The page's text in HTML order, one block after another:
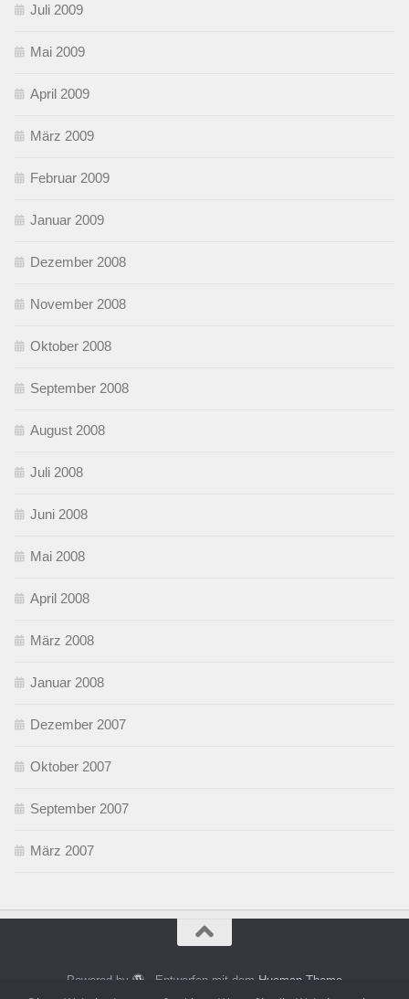
Juli 2009
Mai 2009
April 2009
März 2009
Februar 2009
Januar 2009
Dezember 2008
November 2008
Oktober 2008
September 2008
August 2008
Juli 2008
Juni 2008
Mai 2008
April 2008
März 2008
Januar 2008
Dezember 2007
Oktober 2007
September 2007
März 2007
Powered by - Entworfen mit dem Hueman-Theme